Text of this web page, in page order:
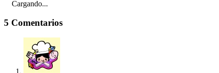
Cargando...
5 Comentarios